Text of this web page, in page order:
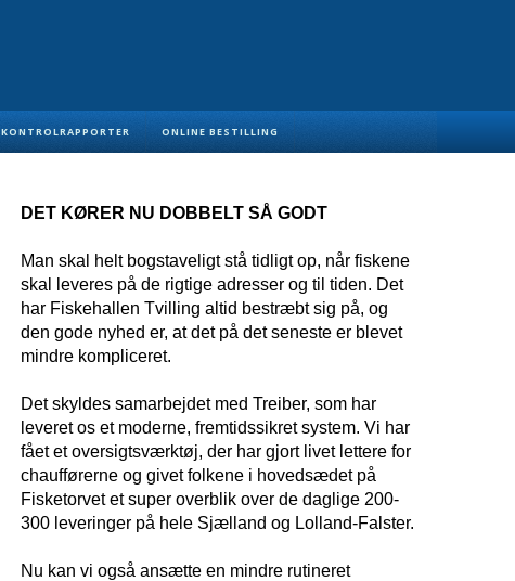
KONTROLRAPPORTER ONLINE BESTILLING
DET KØRER NU DOBBELT SÅ GODT
Man skal helt bogstaveligt stå tidligt op, når fiskene
skal leveres på de rigtige adresser og til tiden. Det
har Fiskehallen Tvilling altid bestræbt sig på, og
den gode nyhed er, at det på det seneste er blevet
mindre kompliceret.
Det skyldes samarbejdet med Treiber, som har
leveret os et moderne, fremtidssikret system. Vi har
fået et oversigtsværktøj, der har gjort livet lettere for
chaufførerne og givet folkene i hovedsædet på
Fisketorvet et super overblik over de daglige 200-
300 leveringer på hele Sjælland og Lolland-Falster.
Nu kan vi også ansætte en mindre rutineret